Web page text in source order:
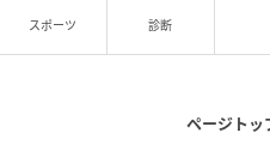
■あくまで推測だけど
スポーツ 診断
ページトッ